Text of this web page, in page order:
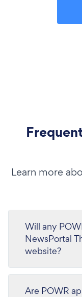
Learn more
Will any
NewsPortal
website?
Are POWR